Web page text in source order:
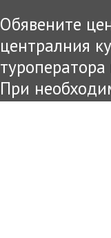
Обявените
централния
туроператора
При
цените и